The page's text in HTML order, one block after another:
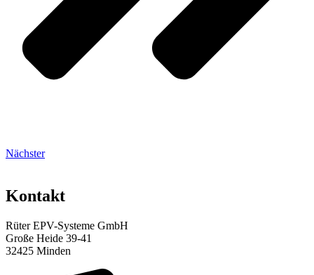
Nächster
Kontakt
Rüter EPV-Systeme GmbH
Große Heide 39-41
32425 Minden